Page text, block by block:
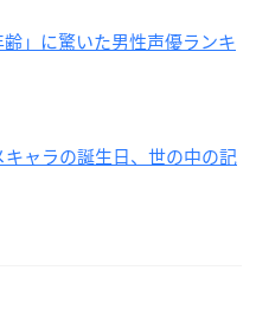
」に驚いた男性声優ランキ
ャラの誕生日、世の中の記